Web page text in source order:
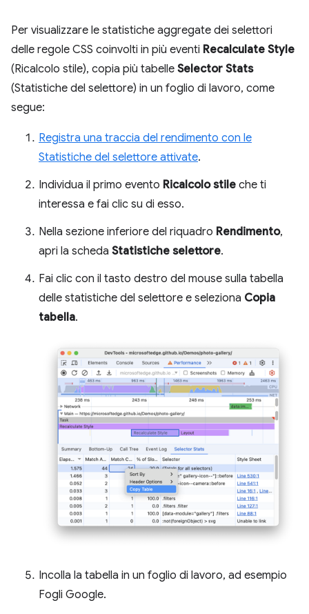
Per visualizzare le statistiche aggregate dei selettori
delle regole CSS coinvolti in più eventi Recalculate Style
(Ricalcolo stile), copia più tabelle Selector Stats
(Statistiche del selettore) in un foglio di lavoro, come
segue:
Registra una traccia del rendimento con le
Statistiche del selettore attivate.
Individua il primo evento Ricalcolo stile che ti
interessa e fai clic su di esso.
Nella sezione inferiore del riquadro Rendimento,
apri la scheda Statistiche selettore.
Fai clic con il tasto destro del mouse sulla tabella
delle statistiche del selettore e seleziona Copia
tabella.
Incolla la tabella in un foglio di lavoro, ad esempio
Fogli Google.